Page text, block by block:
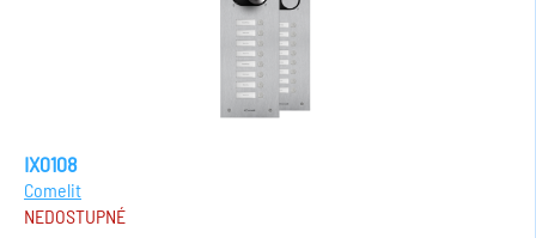
IX0108
Comelit
NEDOSTUPNÉ